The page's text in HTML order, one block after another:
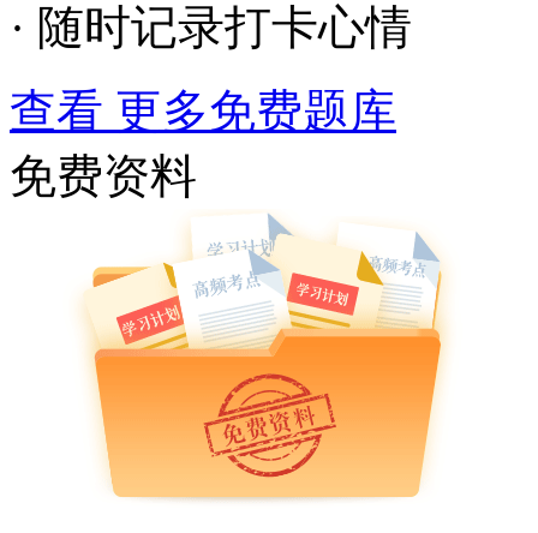
· 随时记录打卡心情
查看 更多免费题库
免费资料